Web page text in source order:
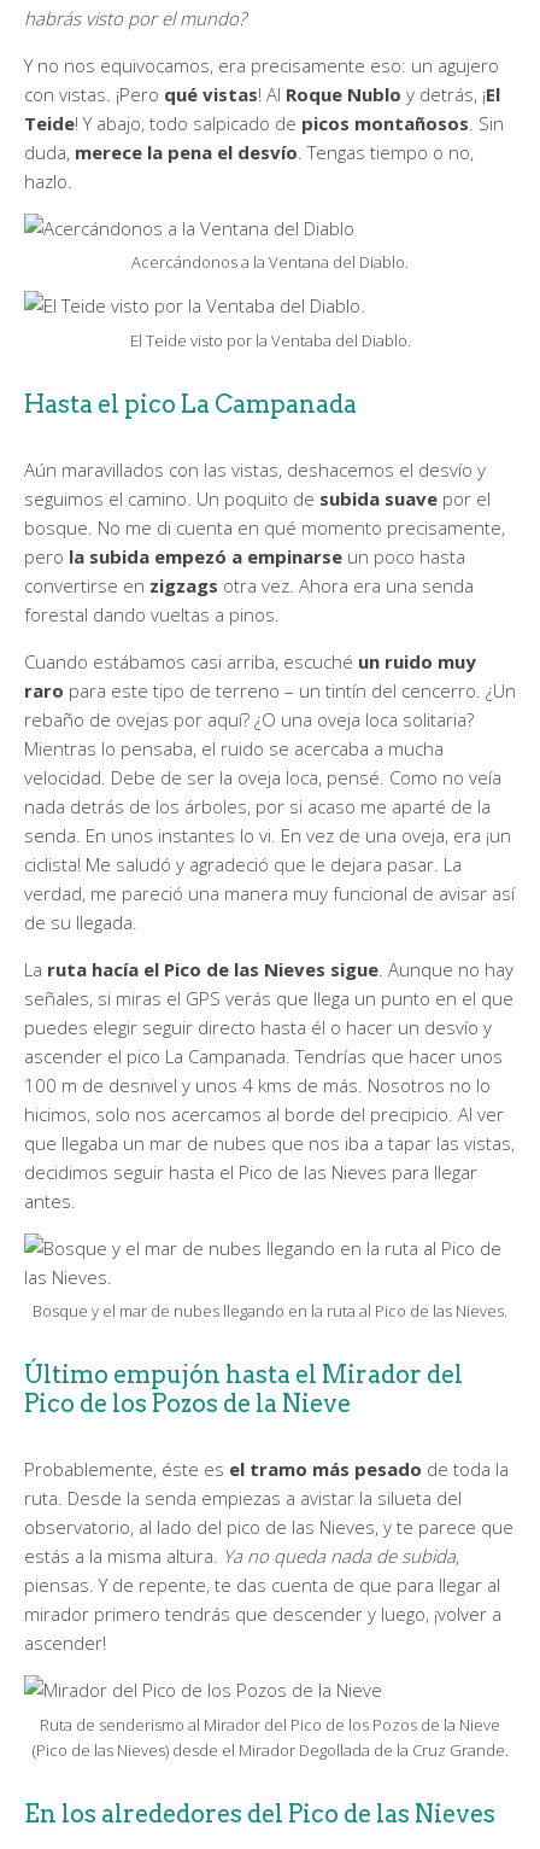
habrás visto por el mundo?
Y no nos equivocamos, era precisamente eso: un agujero
con vistas. ¡Pero qué vistas! Al Roque Nublo y detrás, ¡El
Teide! Y abajo, todo salpicado de picos montañosos . Sin
duda, merece la pena el desvío . Tengas tiempo o no,
hazlo.
Acercándonos a la Ventana del Diablo.
El Teide visto por la Ventaba del Diablo.
Hasta el pico La Campanada
Aún maravillados con las vistas, deshacemos el desvío y
seguimos el camino. Un poquito de subida suave por el
bosque. No me di cuenta en qué momento precisamente,
pero la subida empezó a empinarse un poco hasta
convertirse en zigzags otra vez. Ahora era una senda
forestal dando vueltas a pinos.
Cuando estábamos casi arriba, escuché un ruido muy
raro para este tipo de terreno – un tintín del cencerro. ¿Un
rebaño de ovejas por aquí? ¿O una oveja loca solitaria?
Mientras lo pensaba, el ruido se acercaba a mucha
velocidad. Debe de ser la oveja loca, pensé. Como no veía
nada detrás de los árboles, por si acaso me aparté de la
senda. En unos instantes lo vi. En vez de una oveja, era ¡un
ciclista! Me saludó y agradeció que le dejara pasar. La
verdad, me pareció una manera muy funcional de avisar así
de su llegada.
La ruta hacía el Pico de las Nieves sigue . Aunque no hay
señales, si miras el GPS verás que llega un punto en el que
puedes elegir seguir directo hasta él o hacer un desvío y
ascender el pico La Campanada. Tendrías que hacer unos
100 m de desnivel y unos 4 kms de más. Nosotros no lo
hicimos, solo nos acercamos al borde del precipicio. Al ver
que llegaba un mar de nubes que nos iba a tapar las vistas,
decidimos seguir hasta el Pico de las Nieves para llegar
antes.
Bosque y el mar de nubes llegando en la ruta al Pico de las Nieves.
Último empujón hasta el Mirador del
Pico de los Pozos de la Nieve
Probablemente, éste es el tramo más pesado de toda la
ruta. Desde la senda empiezas a avistar la silueta del
observatorio, al lado del pico de las Nieves, y te parece que
estás a la misma altura. Ya no queda nada de subida,
piensas. Y de repente, te das cuenta de que para llegar al
mirador primero tendrás que descender y luego, ¡volver a
ascender!
Ruta de senderismo al Mirador del Pico de los Pozos de la Nieve
(Pico de las Nieves) desde el Mirador Degollada de la Cruz Grande.
En los alrededores del Pico de las Nieves